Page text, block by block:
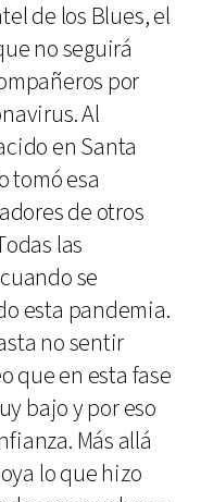
de los Blues, el
no seguirá
por
Al
en Santa
tomó esa
de otros
las
se
esta pandemia.
no sentir
que en esta fase
bajo y por eso
Más allá
lo que hizo